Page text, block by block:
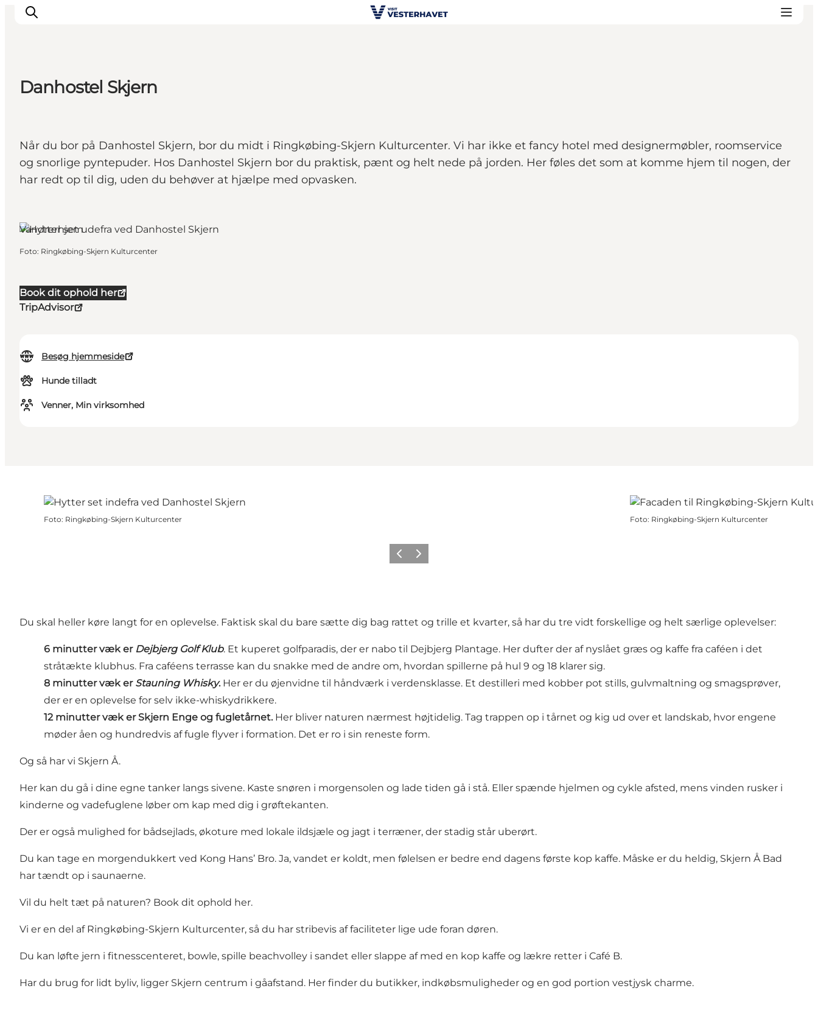
Vores Byer
Mad & Overnatning
Køb billet
Planlæg din ferie
Danhostel Skjern
Når du bor på Danhostel Skjern, bor du midt i Ringkøbing-Skjern Kulturcenter. Vi har ikke et fancy hotel med designermøbler, roomservice
og snorlige pyntepuder. Hos Danhostel Skjern bor du praktisk, pænt og helt nede på jorden. Her føles det som at komme hjem til nogen, der
har redt op til dig, uden du behøver at hjælpe med opvasken.
Book dit ophold her
TripAdvisor
Besøg hjemmeside
Hunde tilladt
Venner, Min virksomhed
Vandrerhjem
Foto: Ringkøbing-Skjern Kulturcenter
Foto: Ringkøbing-Skjern Kulturcenter Foto: Ringkøbing-Skjern Kulturcenter
ForrigeNæste
Du skal heller køre langt for en oplevelse. Faktisk skal du bare sætte dig bag rattet og trille et kvarter, så har du tre vidt forskellige og helt særlige oplevelser:
6 minutter væk er Dejbjerg Golf Klub. Et kuperet golfparadis, der er nabo til Dejbjerg Plantage. Her dufter der af nyslået græs og kaffe fra caféen i det
stråtækte klubhus. Fra caféens terrasse kan du snakke med de andre om, hvordan spillerne på hul 9 og 18 klarer sig.
8 minutter væk er Stauning Whisky. Her er du øjenvidne til håndværk i verdensklasse. Et destilleri med kobber pot stills, gulvmaltning og smagsprøver,
der er en oplevelse for selv ikke-whiskydrikkere.
12 minutter væk er Skjern Enge og fugletårnet. Her bliver naturen nærmest højtidelig. Tag trappen op i tårnet og kig ud over et landskab, hvor engene
møder åen og hundredvis af fugle flyver i formation. Det er ro i sin reneste form.
Og så har vi Skjern Å.
Her kan du gå i dine egne tanker langs sivene. Kaste snøren i morgensolen og lade tiden gå i stå. Eller spænde hjelmen og cykle afsted, mens vinden rusker i
kinderne og vadefuglene løber om kap med dig i grøftekanten.
Der er også mulighed for bådsejlads, økoture med lokale ildsjæle og jagt i terræner, der stadig står uberørt.
Du kan tage en morgendukkert ved Kong Hans’ Bro. Ja, vandet er koldt, men følelsen er bedre end dagens første kop kaffe. Måske er du heldig, Skjern Å Bad
har tændt op i saunaerne.
Vil du helt tæt på naturen? Book dit ophold her.
Vi er en del af Ringkøbing-Skjern Kulturcenter, så du har stribevis af faciliteter lige ude foran døren.
Du kan løfte jern i fitnesscenteret, bowle, spille beachvolley i sandet eller slappe af med en kop kaffe og lækre retter i Café B.
Har du brug for lidt byliv, ligger Skjern centrum i gåafstand. Her finder du butikker, indkøbsmuligheder og en god portion vestjysk charme.